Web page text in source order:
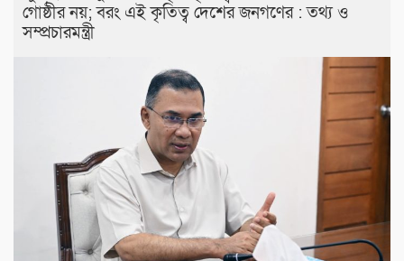
গোষ্ঠীর নয়; বরং এই কৃতিত্ব দেশের জনগণের : তথ্য ও
সম্প্রচারমন্ত্রী